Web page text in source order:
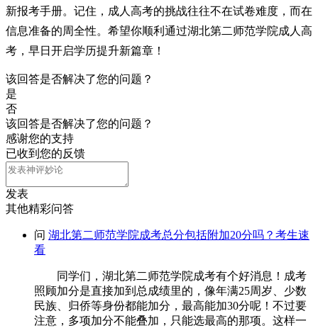
新报考手册。记住，成人高考的挑战往往不在试卷难度，而在
信息准备的周全性。希望你顺利通过湖北第二师范学院成人高
考，早日开启学历提升新篇章！
该回答是否解决了您的问题？
是
否
该回答是否解决了您的问题？
感谢您的支持
已收到您的反馈
发表
其他精彩问答
问 湖北第二师范学院成考总分包括附加20分吗？考生速
看
同学们，湖北第二师范学院成考有个好消息！成考
照顾加分是直接加到总成绩里的，像年满25周岁、少数
民族、归侨等身份都能加分，最高能加30分呢！不过要
注意，多项加分不能叠加，只能选最高的那项。这样一